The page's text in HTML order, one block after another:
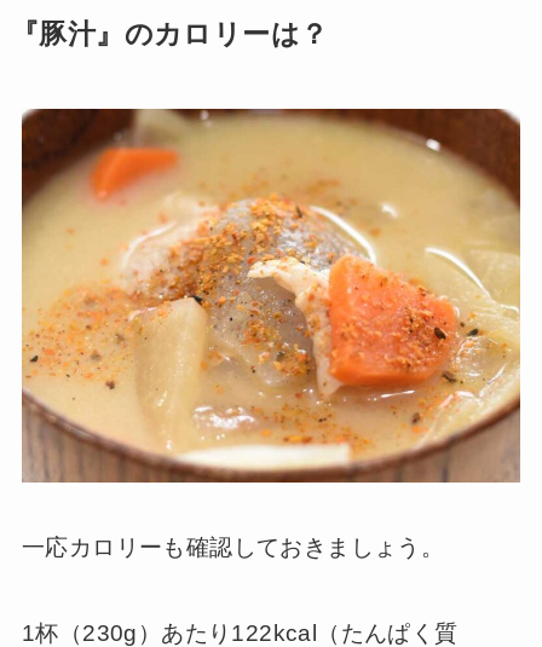
『豚汁』のカロリーは？
一応カロリーも確認しておきましょう。
1杯（230g）あたり122kcal（たんぱく質